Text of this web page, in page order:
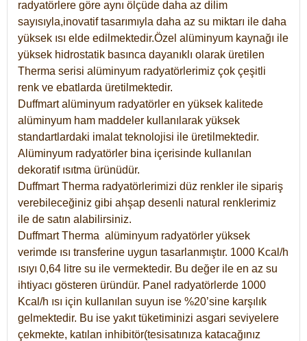
radyatörlere göre aynı ölçüde daha az dilim
sayısıyla,inovatif tasarımıyla daha az su miktarı ile daha
yüksek ısı elde edilmektedir.Özel alüminyum kaynağı ile
yüksek hidrostatik basınca dayanıklı olarak üretilen
Therma serisi alüminyum radyatörlerimiz çok çeşitli
renk ve ebatlarda üretilmektedir.
Duffmart alüminyum radyatörler en yüksek kalitede
alüminyum ham maddeler kullanılarak yüksek
standartlardaki imalat teknolojisi ile üretilmektedir.
Alüminyum radyatörler bina içerisinde kullanılan
dekoratif ısıtma ürünüdür.
Duffmart Therma radyatörlerimizi düz renkler ile sipariş
verebileceğiniz gibi ahşap desenli natural renklerimiz
ile de satın alabilirsiniz.
Duffmart Therma alüminyum radyatörler yüksek
verimde ısı transferine uygun tasarlanmıştır. 1000 Kcal/h
ısıyı 0,64 litre su ile vermektedir. Bu değer ile en az su
ihtiyacı gösteren üründür. Panel radyatörlerde 1000
Kcal/h ısı için kullanılan suyun ise %20’sine karşılık
gelmektedir. Bu ise yakıt tüketiminizi asgari seviyelere
çekmekte, katılan inhibitör(tesisatınıza katacağınız